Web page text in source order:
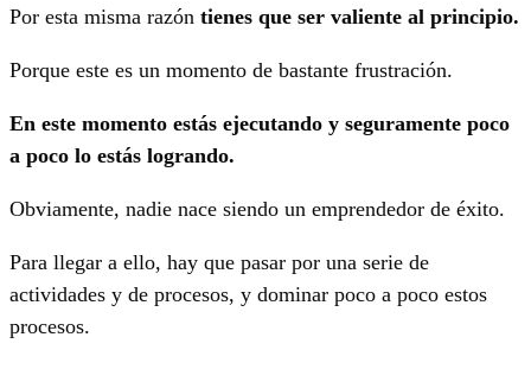
Por esta misma razón tienes que ser valiente al principio.
Porque este es un momento de bastante frustración.
En este momento estás ejecutando y seguramente poco
a poco lo estás logrando.
Obviamente, nadie nace siendo un emprendedor de éxito.
Para llegar a ello, hay que pasar por una serie de
actividades y de procesos, y dominar poco a poco estos
procesos.